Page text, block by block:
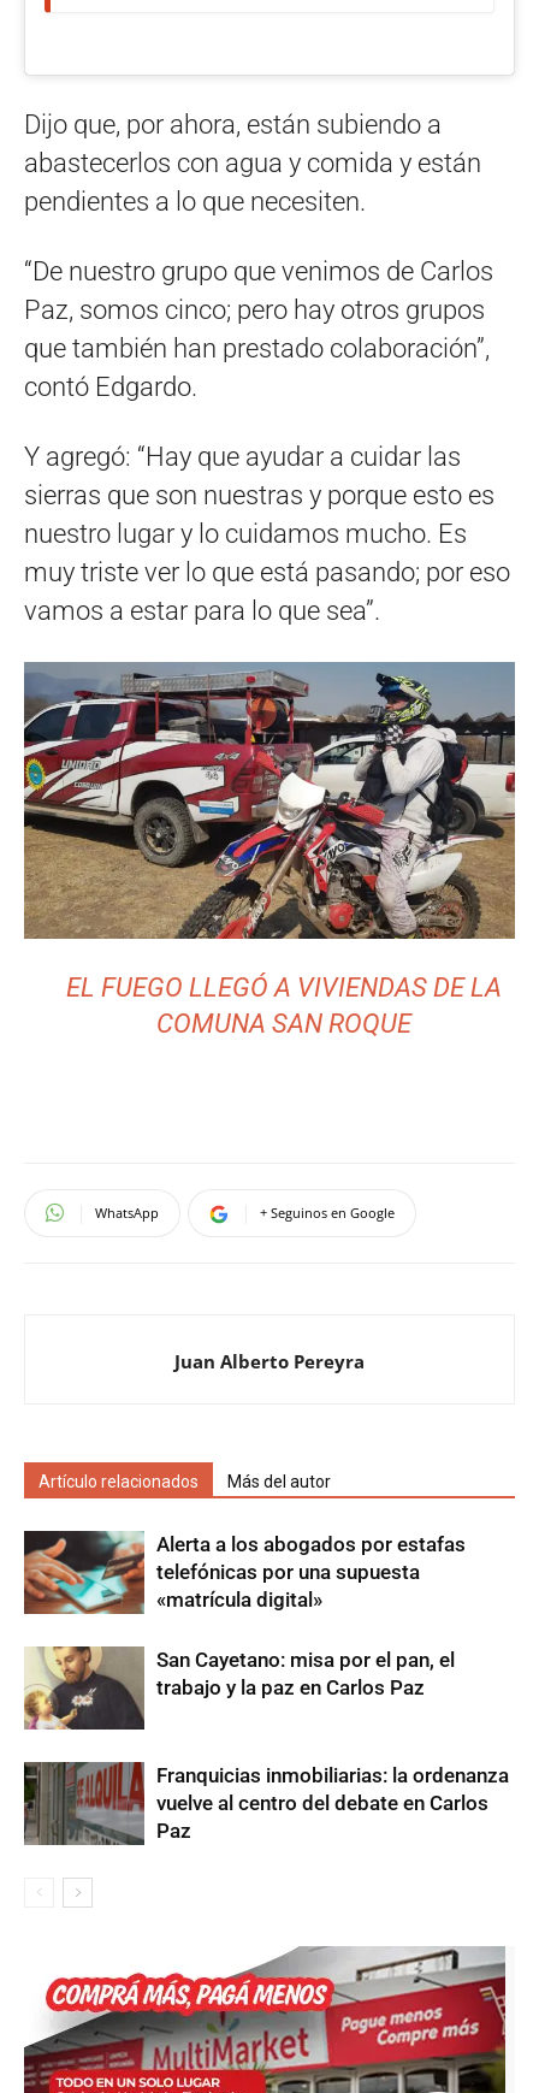
Dijo que, por ahora, están subiendo a
abastecerlos con agua y comida y están
pendientes a lo que necesiten.
“De nuestro grupo que venimos de Carlos
Paz, somos cinco; pero hay otros grupos
que también han prestado colaboración”,
contó Edgardo.
Y agregó: “Hay que ayudar a cuidar las
sierras que son nuestras y porque esto es
nuestro lugar y lo cuidamos mucho. Es
muy triste ver lo que está pasando; por eso
vamos a estar para lo que sea”.
EL FUEGO LLEGÓ A VIVIENDAS DE LA
COMUNA SAN ROQUE
WhatsApp + Seguinos en Google
Juan Alberto Pereyra
Artículo relacionados Más del autor
Alerta a los abogados por estafas
telefónicas por una supuesta
«matrícula digital»
San Cayetano: misa por el pan, el
trabajo y la paz en Carlos Paz
Franquicias inmobiliarias: la ordenanza
vuelve al centro del debate en Carlos
Paz